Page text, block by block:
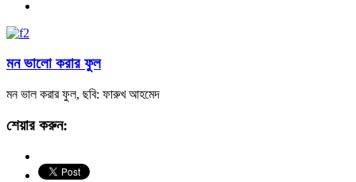
মন ভালো করার ফুল
মন ভাল করার ফুল, ছবি: ফারুখ আহমেদ
শেয়ার করুন: